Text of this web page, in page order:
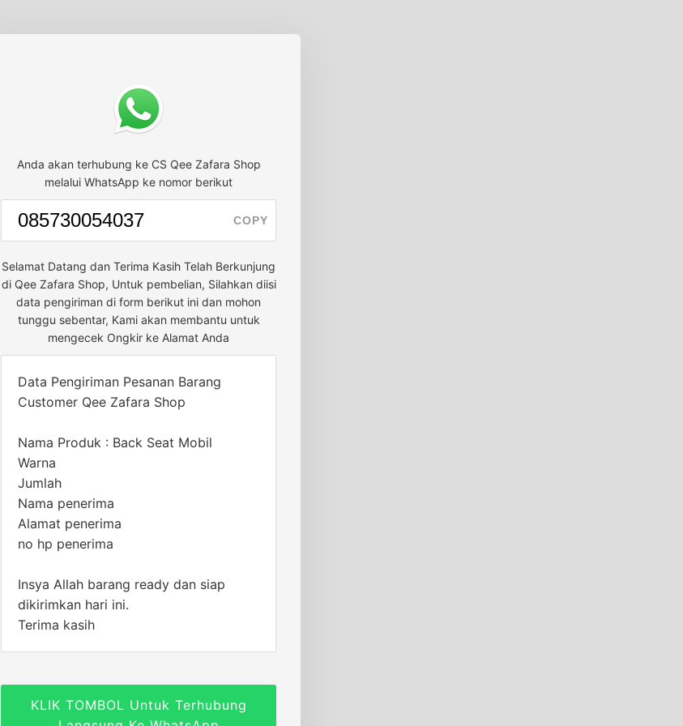
Anda akan terhubung ke CS Qee Zafara Shop
melalui WhatsApp ke nomor berikut
COPY
Selamat Datang dan Terima Kasih Telah Berkunjung
di Qee Zafara Shop, Untuk pembelian, Silahkan diisi
data pengiriman di form berikut ini dan mohon
tunggu sebentar, Kami akan membantu untuk
mengecek Ongkir ke Alamat Anda
Data Pengiriman Pesanan Barang
Customer Qee Zafara Shop
Nama Produk : Back Seat Mobil
Warna
Jumlah
Nama penerima
Alamat penerima
no hp penerima
Insya Allah barang ready dan siap
dikirimkan hari ini.
Terima kasih
KLIK TOMBOL Untuk Terhubung